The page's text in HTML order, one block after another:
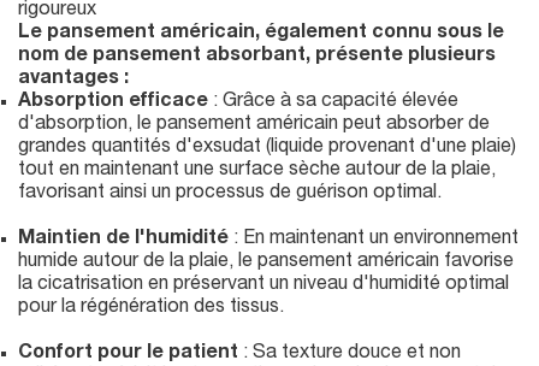
rigoureux
Le pansement américain, également connu sous le
nom de pansement absorbant, présente plusieurs
avantages :
Absorption efficace : Grâce à sa capacité élevée
d'absorption, le pansement américain peut absorber de
grandes quantités d'exsudat (liquide provenant d'une plaie)
tout en maintenant une surface sèche autour de la plaie,
favorisant ainsi un processus de guérison optimal.
Maintien de l'humidité : En maintenant un environnement
humide autour de la plaie, le pansement américain favorise
la cicatrisation en préservant un niveau d'humidité optimal
pour la régénération des tissus.
Confort pour le patient : Sa texture douce et non